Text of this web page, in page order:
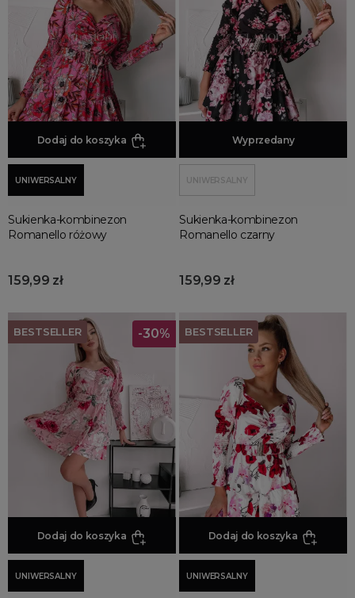
Dodaj do koszyka
UNIWERSALNY
Sukienka-kombinezon
Romanello różowy
159,99 zł
Dodaj do koszyka
Wyprzedany
UNIWERSALNY
Sukienka-kombinezon
Romanello czarny
159,99 zł
Dodaj do koszyka
UNIWERSALNY
-30%
BESTSELLER
Dodaj do koszyka
UNIWERSALNY
BESTSELLER